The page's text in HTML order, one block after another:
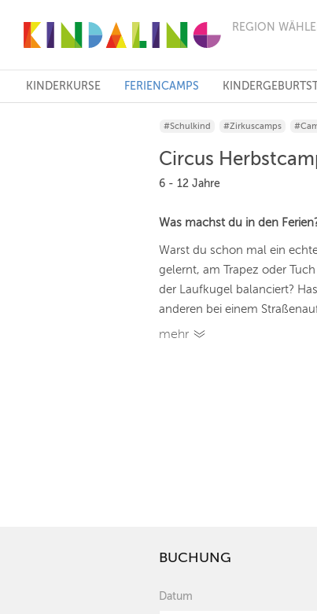
REGION
FRANKFURT
KÖLN
STUTTGART
ESSEN
HANNOVER
WIEN
ZÜRICH
REGIONEN
KINDERKURSE FERIENCAMPS
#Schulkind #Zirkuscamps
Circus
6 - 12 Jahre
Was machst du in den
Warst du schon mal ein
gelernt, am Trapez oder
der Laufkugel balanciert?
anderen bei einem
mehr
BUCHUNG
Datum